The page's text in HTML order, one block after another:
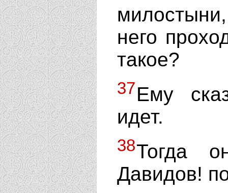
него
такое?
37Ему
идет.
38Тогда
Давидов!